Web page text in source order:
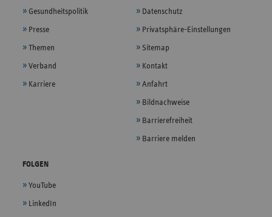
Gesundheitspolitik
Presse
Themen
Verband
Karriere
Datenschutz
Privatsphäre-Einstellungen
Sitemap
Kontakt
Anfahrt
Bildnachweise
Barrierefreiheit
Barriere melden
FOLGEN
YouTube
LinkedIn